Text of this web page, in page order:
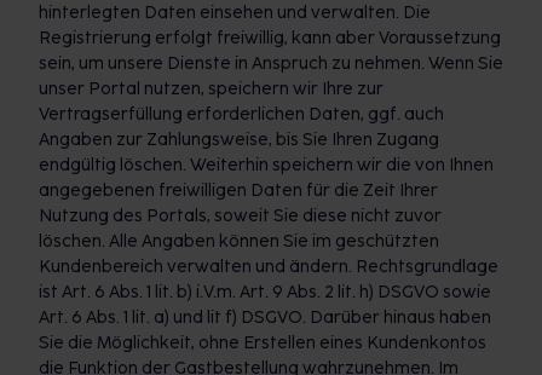
hinterlegten Daten einsehen und verwalten. Die
Registrierung erfolgt freiwillig, kann aber Voraussetzung
sein, um unsere Dienste in Anspruch zu nehmen. Wenn Sie
unser Portal nutzen, speichern wir Ihre zur
Vertragserfüllung erforderlichen Daten, ggf. auch
Angaben zur Zahlungsweise, bis Sie Ihren Zugang
endgültig löschen. Weiterhin speichern wir die von Ihnen
angegebenen freiwilligen Daten für die Zeit Ihrer
Nutzung des Portals, soweit Sie diese nicht zuvor
löschen. Alle Angaben können Sie im geschützten
Kundenbereich verwalten und ändern. Rechtsgrundlage
ist Art. 6 Abs. 1 lit. b) i.V.m. Art. 9 Abs. 2 lit. h) DSGVO sowie
Art. 6 Abs. 1 lit. a) und lit f) DSGVO. Darüber hinaus haben
Sie die Möglichkeit, ohne Erstellen eines Kundenkontos
die Funktion der Gastbestellung wahrzunehmen. Im